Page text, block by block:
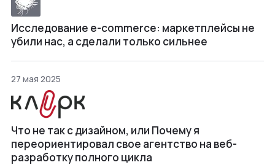
Исследование e-commerce: маркетплейсы не
убили нас, а сделали только сильнее
27 мая 2025
Что не так с дизайном, или Почему я
переориентировал свое агентство на веб-
разработку полного цикла